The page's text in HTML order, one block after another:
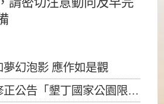
夢幻泡影 應作如是觀
告「墾丁國家公園限制水域遊憩活動之種類、範圍、時間及行為」，自即日生效。